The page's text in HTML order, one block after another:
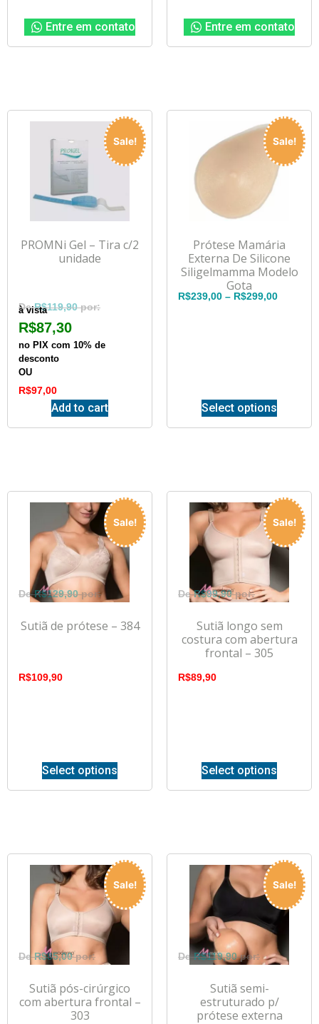
Entre em contato Entre em contato
Sale!
PROMNi Gel – Tira c/2
unidade
R$119,90
R$97,00
à vista
R$87,30
no PIX com 10% de
desconto
OU
Add to cart
Sale!
Prótese Mamária
Externa De Silicone
Siligelmamma Modelo
Gota
R$239,00 – R$299,00
Select options
Sale!
Sutiã de prótese – 384
R$129,90
R$109,90
Select options
Sale!
Sutiã longo sem
costura com abertura
frontal – 305
R$99,90
R$89,90
Select options
Sale!
Sutiã pós-cirúrgico
com abertura frontal –
303
R$85,00
Sale!
Sutiã semi-
estruturado p/
prótese externa
R$119,90